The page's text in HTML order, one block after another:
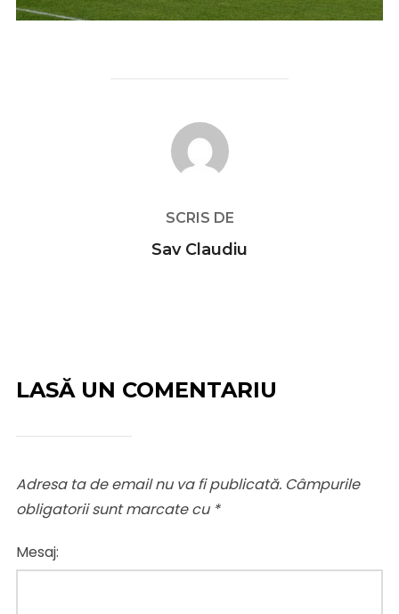
AUTOR ARTICOL
SCRIS DE
Sav Claudiu
LASĂ UN COMENTARIU
Adresa ta de email nu va fi publicată. Câmpurile
obligatorii sunt marcate cu *
Mesaj: